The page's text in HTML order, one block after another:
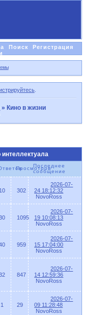
Поиск
Регистрация
.
»Кино в жизни
интеллектуала
Просмотров
Последнее
сообщение
10 302
2026-07-
24 18:12:32
NovoRoss
1095
2026-07-
19 10:08:13
NovoRoss
959
2026-07-
15 17:04:00
NovoRoss
847
2026-07-
14 12:59:36
NovoRoss
1 29
2026-07-
09 11:28:48
NovoRoss